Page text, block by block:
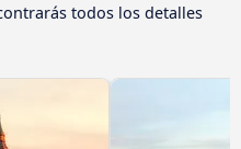
todos los detalles